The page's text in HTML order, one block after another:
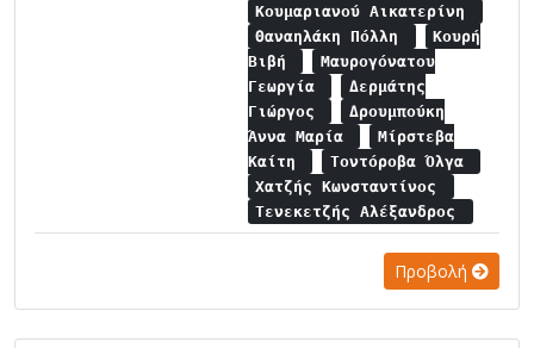
Κουμαριανού Αικατερίνη
Θαναηλάκη Πόλλη
Κουρή
Βιβή
Μαυρογόνατου
Γεωργία
Δερμάτης
Γιώργος
Δρουμπούκη
Άννα Μαρία
Μίρστεβα
Καίτη
Τοντόροβα Όλγα
Χατζής Κωνσταντίνος
Τενεκετζής Αλέξανδρος
Προβολή